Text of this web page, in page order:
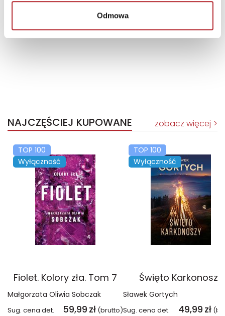
Odmowa
NAJCZĘŚCIEJ KUPOWANE zobacz więcej
TOP 100
Wyłączność
Fiolet. Kolory zła. Tom 7
Małgorzata Oliwia Sobczak
Sug. cena det. 59,99 zł (brutto)
TOP 100
Wyłączność
Święto Karkonoszy
Sławek Gortych
Sug. cena det. 49,99 zł